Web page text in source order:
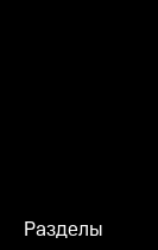
Разделы